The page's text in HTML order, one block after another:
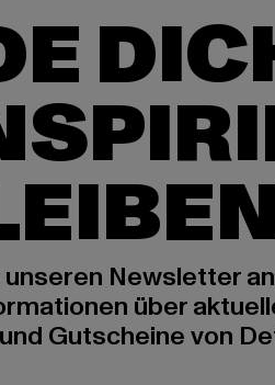
Newsletter
über
Gutscheine von